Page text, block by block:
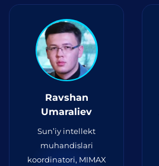
Ravshan
Umaraliev
Sun’iy intellekt
muhandislari
koordinatori, MIMAX